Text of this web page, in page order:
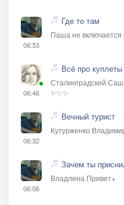
06:53
Где то там
Паша не включается
06:46
Всё про куплеты
Сталинградский
✨✨✨
06:32
Вечный турист
Кутурженко
06:06
Зачем ты
Владлена Привет+